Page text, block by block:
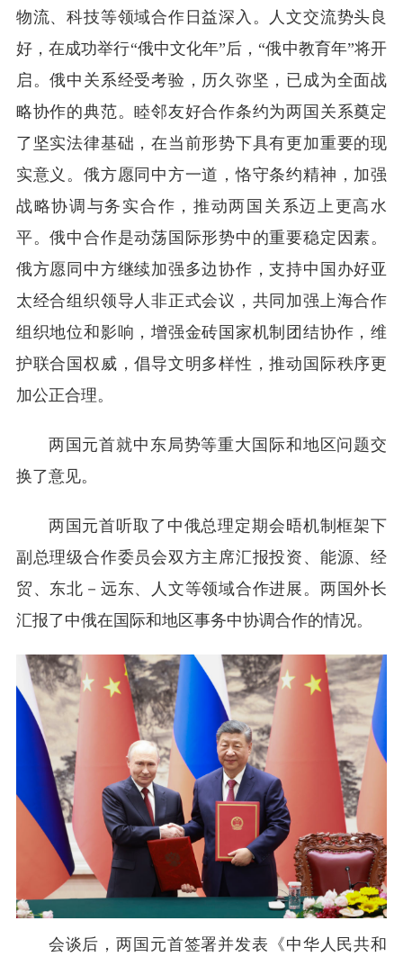
物流、科技等领域合作日益深入。人文交流势头良
好，在成功举行“俄中文化年”后，“俄中教育年”将开
启。俄中关系经受考验，历久弥坚，已成为全面战
略协作的典范。睦邻友好合作条约为两国关系奠定
了坚实法律基础，在当前形势下具有更加重要的现
实意义。俄方愿同中方一道，恪守条约精神，加强
战略协调与务实合作，推动两国关系迈上更高水
平。俄中合作是动荡国际形势中的重要稳定因素。
俄方愿同中方继续加强多边协作，支持中国办好亚
太经合组织领导人非正式会议，共同加强上海合作
组织地位和影响，增强金砖国家机制团结协作，维
护联合国权威，倡导文明多样性，推动国际秩序更
加公正合理。
两国元首就中东局势等重大国际和地区问题交
换了意见。
两国元首听取了中俄总理定期会晤机制框架下
副总理级合作委员会双方主席汇报投资、能源、经
贸、东北－远东、人文等领域合作进展。两国外长
汇报了中俄在国际和地区事务中协调合作的情况。
会谈后，两国元首签署并发表《中华人民共和